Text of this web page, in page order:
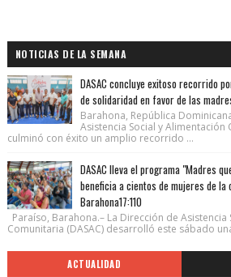
NOTICIAS DE LA SEMANA
DASAC concluye exitoso recorrido
de solidaridad en favor de las
Barahona, República
Asistencia Social y Alimentación
culminó con éxito un amplio recorrido ...
DASAC lleva el programa "Madres
beneficia a cientos de mujeres de la
Barahona17:110
Paraíso, Barahona.– La Dirección de Asistencia
Comunitaria (DASAC) desarrolló este sábado
ACTUALIDAD